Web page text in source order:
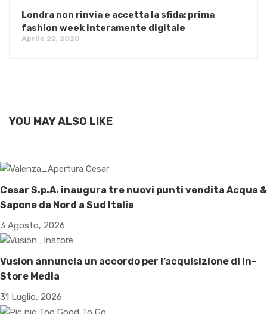
Londra non rinvia e accetta la sfida: prima
fashion week interamente digitale
Aprile 22, 2020
YOU MAY ALSO LIKE
Cesar S.p.A. inaugura tre nuovi punti vendita Acqua &
Sapone da Nord a Sud Italia
3 Agosto, 2026
Vusion annuncia un accordo per l’acquisizione di In-
Store Media
31 Luglio, 2026